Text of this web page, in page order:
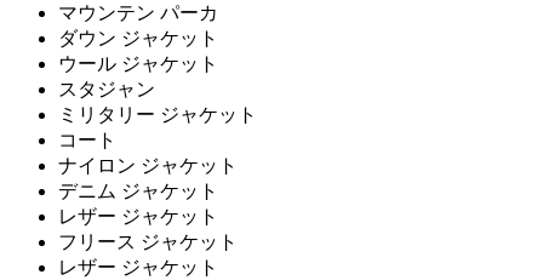
マウンテン パーカ
ダウン ジャケット
ウール ジャケット
スタジャン
ミリタリー ジャケット
コート
ナイロン ジャケット
デニム ジャケット
レザー ジャケット
フリース ジャケット
レザー ジャケット